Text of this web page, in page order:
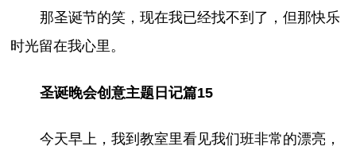
那圣诞节的笑，现在我已经找不到了，但那快乐
时光留在我心里。
圣诞晚会创意主题日记篇15
今天早上，我到教室里看见我们班非常的漂亮，